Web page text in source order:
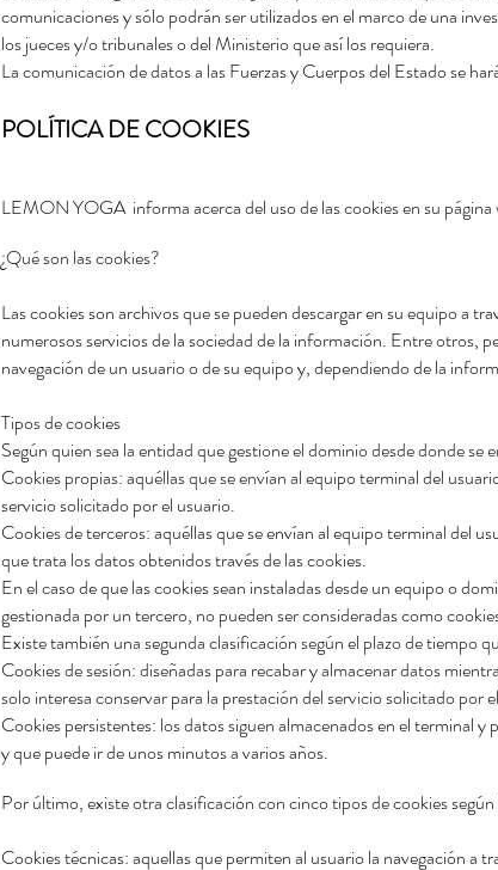
comunicaciones y sólo podrán ser utilizados en el marco de una
los jueces y/o tribunales o del Ministerio que así los requiera.
La comunicación de datos a las Fuerzas y Cuerpos del Estado se
POLÍTICA DE COOKIES
LEMON YOGA informa acerca del uso de las cookies en su página
¿Qué son las cookies?
Las cookies son archivos que se pueden descargar en su equipo a
numerosos servicios de la sociedad de la información. Entre otros,
navegación de un usuario o de su equipo y, dependiendo de la
Tipos de cookies
Según quien sea la entidad que gestione el dominio desde donde
Cookies propias: aquéllas que se envían al equipo terminal del
servicio solicitado por el usuario.
Cookies de terceros: aquéllas que se envían al equipo terminal del
que trata los datos obtenidos través de las cookies.
En el caso de que las cookies sean instaladas desde un equipo o
gestionada por un tercero, no pueden ser consideradas como
Existe también una segunda clasificación según el plazo de tiempo
Cookies de sesión: diseñadas para recabar y almacenar datos
solo interesa conservar para la prestación del servicio solicitado
Cookies persistentes: los datos siguen almacenados en el terminal
y que puede ir de unos minutos a varios años.
Por último, existe otra clasificación con cinco tipos de cookies
Cookies técnicas: aquellas que permiten al usuario la navegación a